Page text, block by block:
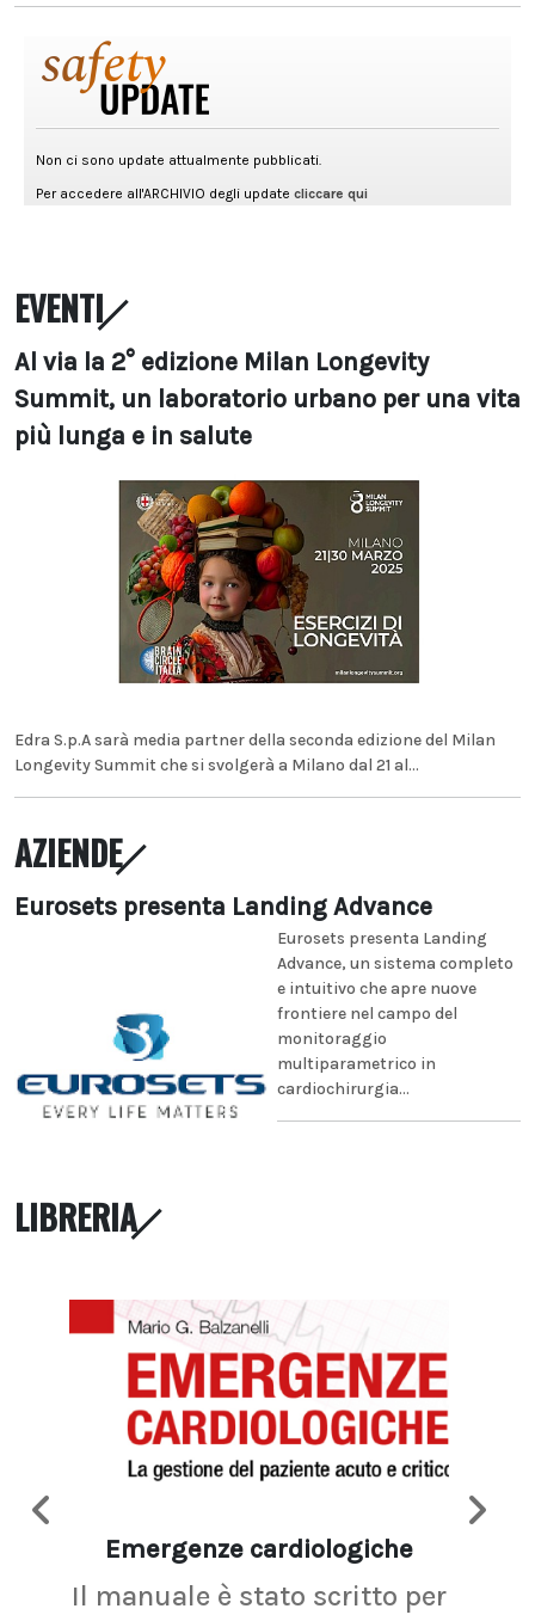
EVENTI
Al via la 2° edizione Milan Longevity
Summit, un laboratorio urbano per una vita
più lunga e in salute
Edra S.p.A sarà media partner della seconda edizione del Milan
Longevity Summit che si svolgerà a Milano dal 21 al...
AZIENDE
Eurosets presenta Landing Advance
Eurosets presenta Landing
Advance, un sistema completo
e intuitivo che apre nuove
frontiere nel campo del
monitoraggio
multiparametrico in
cardiochirurgia...
LIBRERIA
Emergenze cardiologiche
Il manuale è stato scritto per